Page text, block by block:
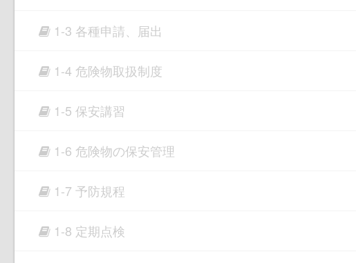
1-3 各種申請、届出
1-4 危険物取扱制度
1-5 保安講習
1-6 危険物の保安管理
1-7 予防規程
1-8 定期点検